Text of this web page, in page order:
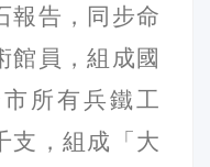
報告，同步命
館員，組成國
所有兵鐵工
支，組成「大